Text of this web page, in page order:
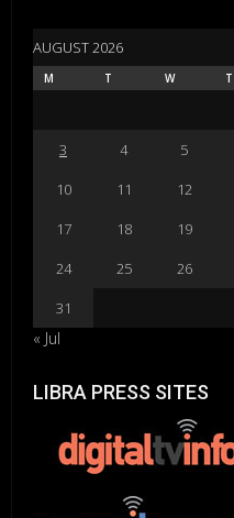
AUGUST 2026
M T W T
3
4 5
10
11 12
17
18 19
24
25 26
31
« Jul
LIBRA PRESS SITES